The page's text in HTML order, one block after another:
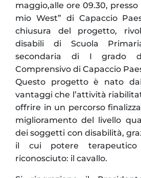
maggio,alle ore 09.30,
mio West” di Capaccio
chiusura del progetto,
disabili di Scuola
secondaria di I grado
Comprensivo di Capaccio
Questo progetto è nato
vantaggi che l’attività
offrire in un percorso
miglioramento del livello
dei soggetti con disabilità,
il cui potere
riconosciuto: il cavallo.